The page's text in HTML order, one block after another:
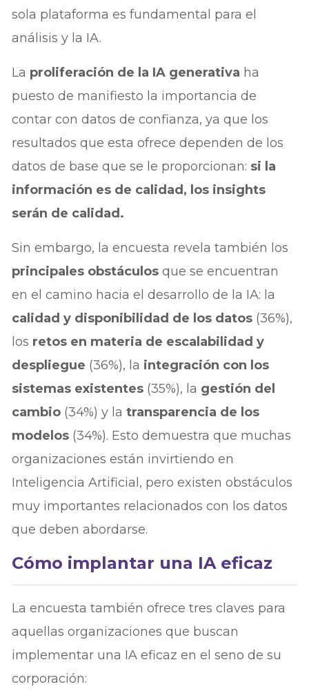
sola plataforma es fundamental para el
análisis y la IA.
La proliferación de la IA generativa ha
puesto de manifiesto la importancia de
contar con datos de confianza, ya que los
resultados que esta ofrece dependen de los
datos de base que se le proporcionan: si la
información es de calidad, los insights
serán de calidad.
Sin embargo, la encuesta revela también los
principales obstáculos que se encuentran
en el camino hacia el desarrollo de la IA: la
calidad y disponibilidad de los datos (36%),
los retos en materia de escalabilidad y
despliegue (36%), la integración con los
sistemas existentes (35%), la gestión del
cambio (34%) y latransparencia de los
modelos (34%). Esto demuestra que muchas
organizaciones están invirtiendo en
Inteligencia Artificial, pero existen obstáculos
muy importantes relacionados con los datos
que deben abordarse.
Cómo implantar una IA eficaz
La encuesta también ofrece tres claves para
aquellas organizaciones que buscan
implementar una IA eficaz en el seno de su
corporación: